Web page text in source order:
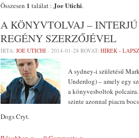
Összesen 1 találat : Joe Utichi.
A KÖNYVTOLVAJ –
REGÉNY SZERZŐJÉVEL
ÍRTA: JOE UTICHI - 2014-01-28 ROVAT: HÍREK -
A sydney-i születésű
Underdog) – amely egy
a könyvesboltok
szinte azonnal piacra
Dogs Cryt.